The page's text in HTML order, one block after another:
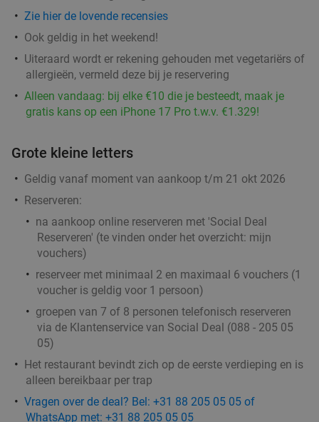
Vandaag Morgen Wo Do
Parkpaviljoen @BestZoo
Best 13 min. directions_car
Verkocht: 47
€16
32%
Wandelarrangement bij Bavaria Brouwerijcafé
Vandaag Morgen Wo Do Vr Za
Zo
Bavaria Brouwerijcafé
Lieshout 13 min.
Verkocht: 21
€19,25
37%
Wandelarrangement incl. lunchplank bij De
Vriendschap Boskant
Wo
Do Vr Za
Zo
De Vriendschap Boskant
Sint-Oedenrode 14 min.
Zie hier de lovende recensies
Ook geldig in het weekend!
Uiteraard wordt er rekening gehouden met vegetariërs of
allergieën, vermeld deze bij je reservering
Alleen vandaag: bij elke €10 die je besteedt, maak je
gratis kans op een iPhone 17 Pro t.w.v. €1.329!
Grote kleine letters
Geldig vanaf moment van aankoop t/m 21 okt 2026
Reserveren:
na aankoop online reserveren met 'Social Deal
Reserveren' (te vinden onder het overzicht: mijn
vouchers)
reserveer met minimaal 2 en maximaal 6 vouchers (1
voucher is geldig voor 1 persoon)
groepen van 7 of 8 personen telefonisch reserveren
via de Klantenservice van Social Deal (088 - 205 05
05)
Het restaurant bevindt zich op de eerste verdieping en is
alleen bereikbaar per trap
Vragen over de deal? Bel: +31 88 205 05 05 of
WhatsApp met: +31 88 205 05 05